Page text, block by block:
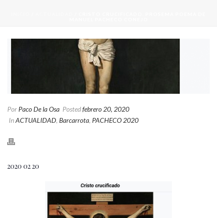
Por Paco De la Osa Postedfebrero 20, 2020
InACTUALIDAD, Barcarrota, PACHECO 2020
2020 02 20